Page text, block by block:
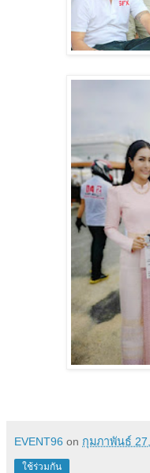
EVENT96 on กุมภาพันธ์
ใช้ร่วมกัน